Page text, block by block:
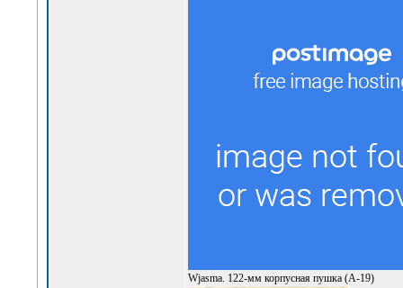
Wjasma. 122-мм корпусная пушка (А-19)